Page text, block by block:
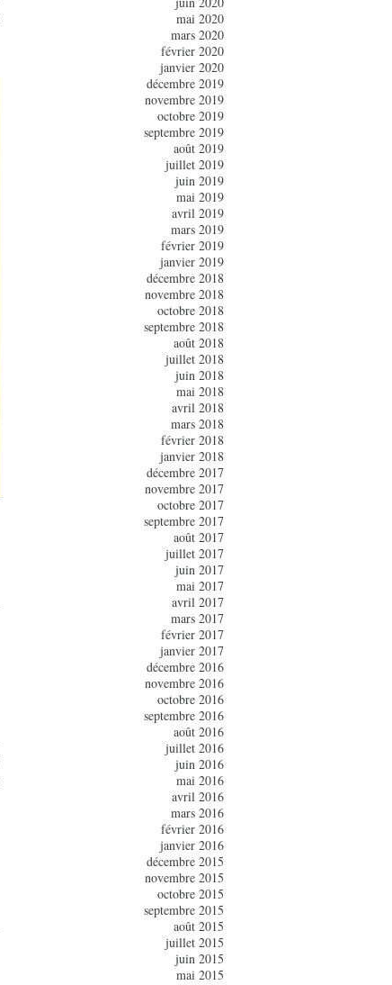
mai 2020
mars 2020
février 2020
janvier 2020
décembre 2019
novembre 2019
octobre 2019
septembre 2019
août 2019
juillet 2019
juin 2019
mai 2019
avril 2019
mars 2019
février 2019
janvier 2019
décembre 2018
novembre 2018
octobre 2018
septembre 2018
août 2018
juillet 2018
juin 2018
mai 2018
avril 2018
mars 2018
février 2018
janvier 2018
décembre 2017
novembre 2017
octobre 2017
septembre 2017
août 2017
juillet 2017
juin 2017
mai 2017
avril 2017
mars 2017
février 2017
janvier 2017
décembre 2016
novembre 2016
octobre 2016
septembre 2016
août 2016
juillet 2016
juin 2016
mai 2016
avril 2016
mars 2016
février 2016
janvier 2016
décembre 2015
novembre 2015
octobre 2015
septembre 2015
août 2015
juillet 2015
juin 2015
mai 2015